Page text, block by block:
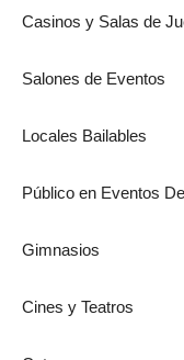
Casinos y Salas de
Salones de Eventos
Locales Bailables
Público en Eventos
Gimnasios
Cines y Teatros